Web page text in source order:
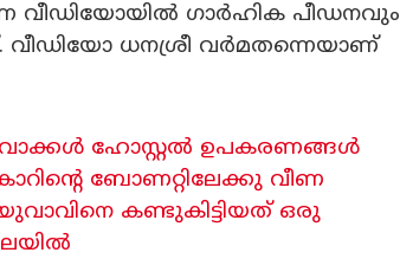
വീഡിയോയിൽ ഗാർഹിക പീഡനവും
ധനശ്രീ വർമതന്നെയാണ്
ഹോസ്റ്റൽ ‌ഉപകരണങ്ങൾ
ബോണറ്റിലേക്കു വീണ
കണ്ടുകിട്ടിയത് ഒരു